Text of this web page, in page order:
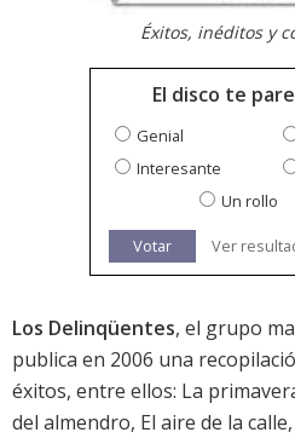
Éxitos, inéditos y
El disco te
Genial
Interesante
Un rollo
Votar Ver
Los Delinqüentes, el grupo
publica en 2006 una
éxitos, entre ellos: La
del almendro, El aire de la